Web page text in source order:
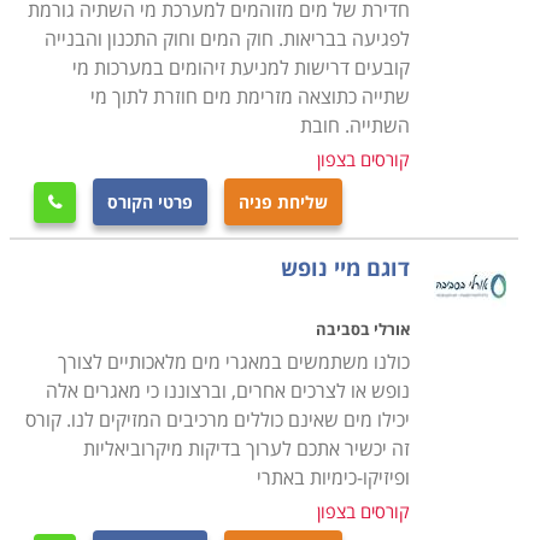
העמודים הבאים באתר קורסים מוקדשים למסלולי לימוד
מקצועיים מגוונים בתחומי האינסטלציה. מעבר להכשרת
הבסיס, ניתן למצוא בין הקורסים המוצעים גם התמחויות
ייחודיות אשר משמשות להעשרת הכלים המקצועיים והגדלת
מגוון הפתרונות והשירותים הניתנים ללקוח הפרטי או
קיטור והסקה, התקנת משאבות ומערכות שאיבה, ניקוי, חיטוי
ותחזוקת מערכות מי שתיה וצנרת, אחזקת רשתות ביוב,
התקנת מערכת מים אפורים למחזור, ודוגמי מי ביוב שפכים
וקולחין. רובם של מסלולים אלו הם בהשגחת משרד
הבריאות, ודורשים כתנאי קבלה את תעודת קורס השרברבות
הבסיסי בהסמכת משרד התמ"ת.
קורס אינסטלציה ניתן ללמוד במספר מכללות ברחבי הארץ
חדירת של מים מזוהמים למערכת מי השתיה גורמת
לפגיעה בבריאות. חוק המים וחוק התכנון והבנייה
קובעים דרישות למניעת זיהומים במערכות מי
שתייה כתוצאה מזרימת מים חוזרת לתוך מי
השתייה. חובת
קורסים בצפון
שליחת פניה פרטי הקורס 
דוגם מיי נופש
אורלי בסביבה
כולנו משתמשים במאגרי מים מלאכותיים לצורך
נופש או לצרכים אחרים, וברצוננו כי מאגרים אלה
יכילו מים שאינם כוללים מרכיבים המזיקים לנו. קורס
זה יכשיר אתכם לערוך בדיקות מיקרוביאליות
ופיזיקו-כימיות באתרי
קורסים בצפון